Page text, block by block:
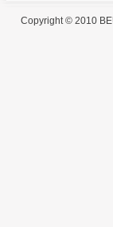
Copyright © 2010